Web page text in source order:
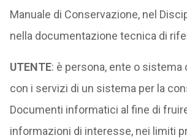
Manuale di Conservazione, nel
nella documentazione tecnica di
UTENTE: è persona, ente o sistema
con i servizi di un sistema per la
Documenti informatici al fine di
informazioni di interesse, nei limiti